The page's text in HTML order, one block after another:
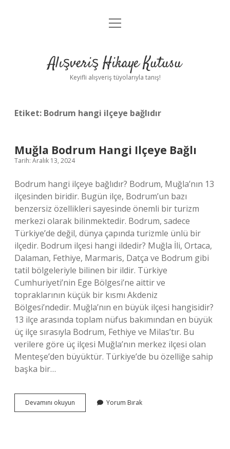
Anasayfa
Yasal Uyarı
menüyü
Alışveriş Hikaye Kutusu
Keyifli alışveriş tüyolarıyla tanış!
Etiket: Bodrum hangi ilçeye bağlıdır
Muğla Bodrum Hangi Ilçeye Bağlı
Tarih: Aralık 13, 2024
Bodrum hangi ilçeye bağlıdır? Bodrum, Muğla’nın 13
ilçesinden biridir. Bugün ilçe, Bodrum’un bazı
benzersiz özellikleri sayesinde önemli bir turizm
merkezi olarak bilinmektedir. Bodrum, sadece
Türkiye’de değil, dünya çapında turizmle ünlü bir
ilçedir. Bodrum ilçesi hangi ildedir? Muğla İli, Ortaca,
Dalaman, Fethiye, Marmaris, Datça ve Bodrum gibi
tatil bölgeleriyle bilinen bir ildir. Türkiye
Cumhuriyeti’nin Ege Bölgesi’ne aittir ve
topraklarının küçük bir kısmı Akdeniz
Bölgesi’ndedir. Muğla’nın en büyük ilçesi hangisidir?
13 ilçe arasında toplam nüfus bakımından en büyük
üç ilçe sırasıyla Bodrum, Fethiye ve Milas’tır. Bu
verilere göre üç ilçesi Muğla’nın merkez ilçesi olan
Menteşe’den büyüktür. Türkiye’de bu özelliğe sahip
başka bir…
Devamını okuyun
Bodrum
Yorum Bırak